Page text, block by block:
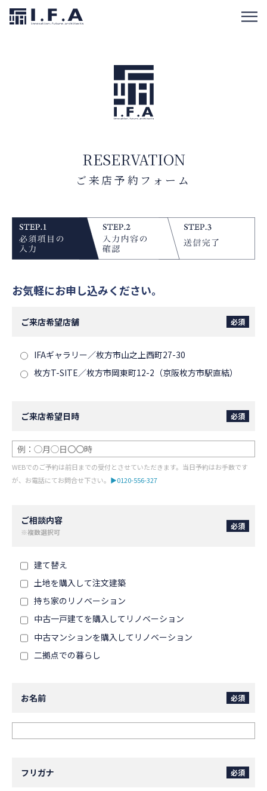
RESERVATION
ご来店予約フォーム
お気軽にお申し込みください。
ご来店希望店舗 必須
IFAギャラリー／枚方市山之上西町27-30
枚方T-SITE／枚方市岡東町12-2（京阪枚方市駅直結）
ご来店希望日時 必須
WEBでのご予約は前日までの受付とさせていただきます。当日予約はお手数です
が、お電話にてお問合せ下さい。 ▶0120-556-327
ご相談内容 必須
※複数選択可
建て替え
土地を購入して注文建築
持ち家のリノベーション
中古一戸建てを購入してリノベーション
中古マンションを購入してリノベーション
二拠点での暮らし
お名前 必須
フリガナ 必須